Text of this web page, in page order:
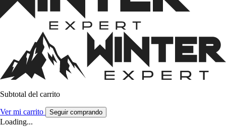
Subtotal del carrito
Ver mi carrito Seguir comprando
Loading...